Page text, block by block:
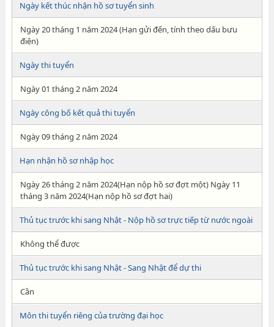
Ngày kết thúc nhận hồ sơ tuyển sinh
Ngày 20 tháng 1 năm 2024 (Hạn gửi đến, tính theo dấu bưu
điện)
Ngày thi tuyển
Ngày 01 tháng 2 năm 2024
Ngày công bố kết quả thi tuyển
Ngày 09 tháng 2 năm 2024
Hạn nhận hồ sơ nhập học
Ngày 26 tháng 2 năm 2024(Hạn nộp hồ sơ đợt một) Ngày 11
tháng 3 năm 2024(Hạn nộp hồ sơ đợt hai)
Thủ tục trước khi sang Nhật - Nộp hồ sơ trực tiếp từ nước ngoài
Không thể được
Thủ tục trước khi sang Nhật - Sang Nhật để dự thi
Cần
Môn thi tuyển riêng của trường đại học